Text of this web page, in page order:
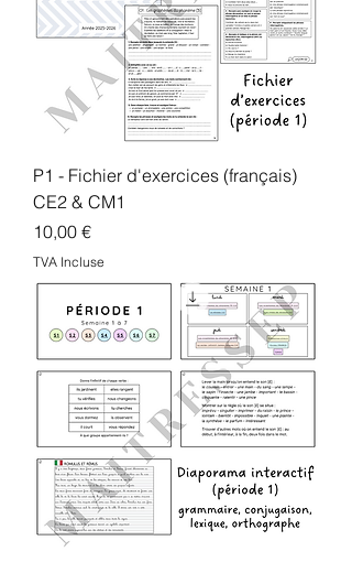
P1 - Fichier d'exercices (français)
CE2 & CM1
Prix
10,00 €
TVA Incluse